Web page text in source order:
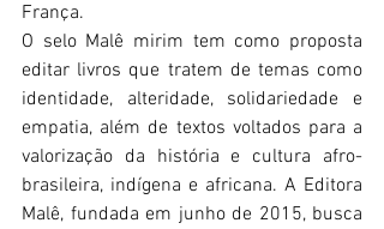
França.
O selo Malê mirim tem como proposta
editar livros que tratem de temas como
identidade, alteridade, solidariedade e
empatia, além de textos voltados para a
valorização da história e cultura afro-
brasileira, indígena e africana. A Editora
Malê, fundada em junho de 2015, busca